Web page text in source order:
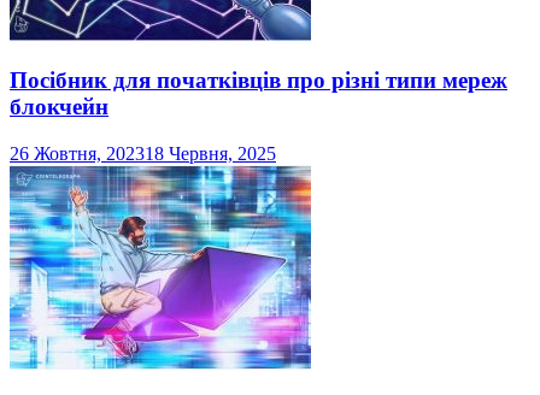
Посібник для початківців про різні типи мереж
блокчейн
26 Жовтня, 202318 Червня, 2025